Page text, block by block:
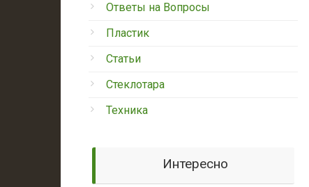
Ответы на Вопросы
Пластик
Статьи
Стеклотара
Техника
Интересно